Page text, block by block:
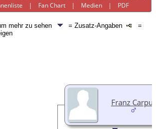
| Fan Chart | Medien | PDF
mehr zu sehen = Zusatz-Angaben
=
Franz Carpus